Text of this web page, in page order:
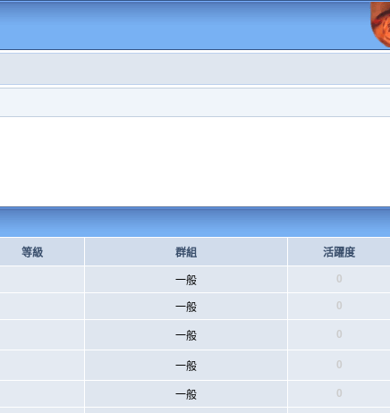
等級 群組 活躍度
一般 0
一般 0
一般 0
一般 0
一般 0